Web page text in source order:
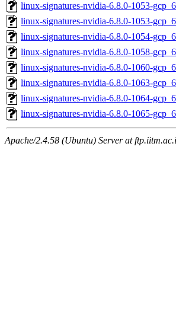
linux-signatures-nvidia-6.8.0-1053-
linux-signatures-nvidia-6.8.0-1053-
linux-signatures-nvidia-6.8.0-1054-
linux-signatures-nvidia-6.8.0-1058-
linux-signatures-nvidia-6.8.0-1060-
linux-signatures-nvidia-6.8.0-1063-
linux-signatures-nvidia-6.8.0-1064-
linux-signatures-nvidia-6.8.0-1065-
Apache/2.4.58 (Ubuntu) Server at